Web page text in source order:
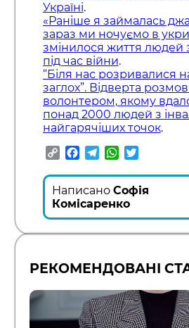
Україні.
«Раніше я займалась
зараз ми ночуємо в
змінилося життя людей
під час війни.
“Біля нас розривалися
заглох”. Відверта
волонтером, якому
понад 2000 людей з
найгарячіших точок.
CopyFacebook
TelegramWhatsApp
Написано Софія
Комісаренко
РЕКОМЕНДОВАНІ